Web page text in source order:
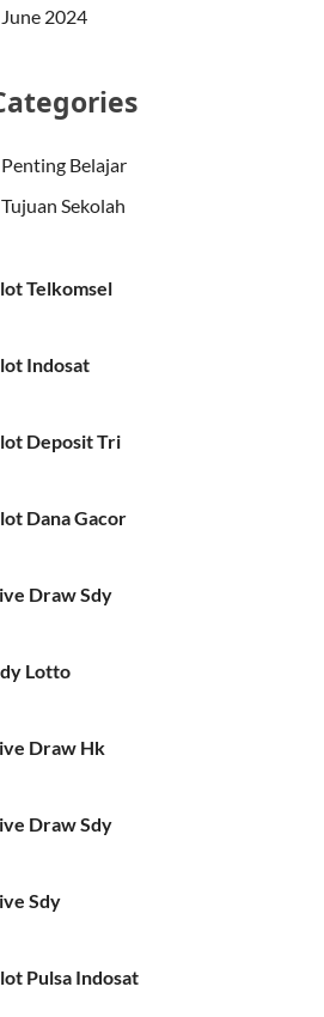
June 2024
Penting Belajar
Tujuan Sekolah
Telkomsel
Indosat
Deposit Tri
Dana Gacor
Draw Sdy
Lotto
Draw Hk
Draw Sdy
Sdy
Pulsa Indosat